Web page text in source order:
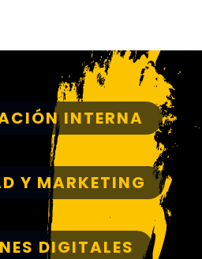
INTERNA
Y MARKETING
DIGITALES